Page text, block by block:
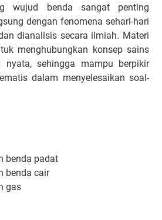
wujud benda sangat penting
dengan fenomena sehari-hari
dianalisis secara ilmiah. Materi
menghubungkan konsep sains
nyata, sehingga mampu berpikir
dalam menyelesaikan soal-
benda padat
benda cair
gas